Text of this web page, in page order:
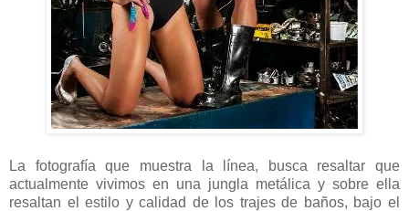
La fotografía que muestra la línea, busca resaltar que
actualmente vivimos en una jungla metálica y sobre ella
resaltan el estilo y calidad de los trajes de baños, bajo el